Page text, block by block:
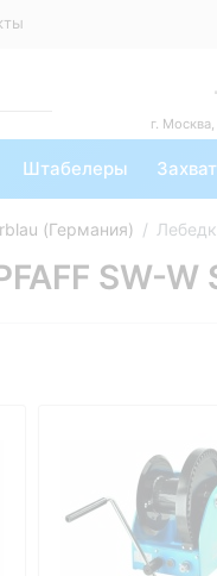
г.
Штабелеры
(Германия)
SW-W